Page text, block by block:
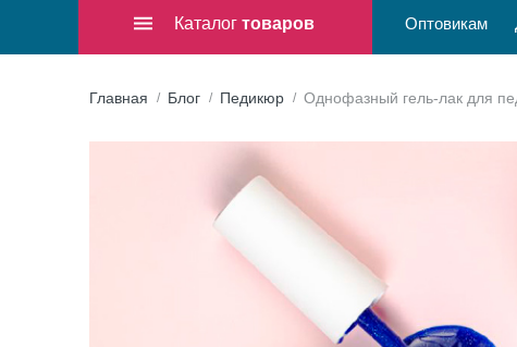
Каталог товаров Оптовикам
Главная Блог Педикюр Однофазный гель-лак для